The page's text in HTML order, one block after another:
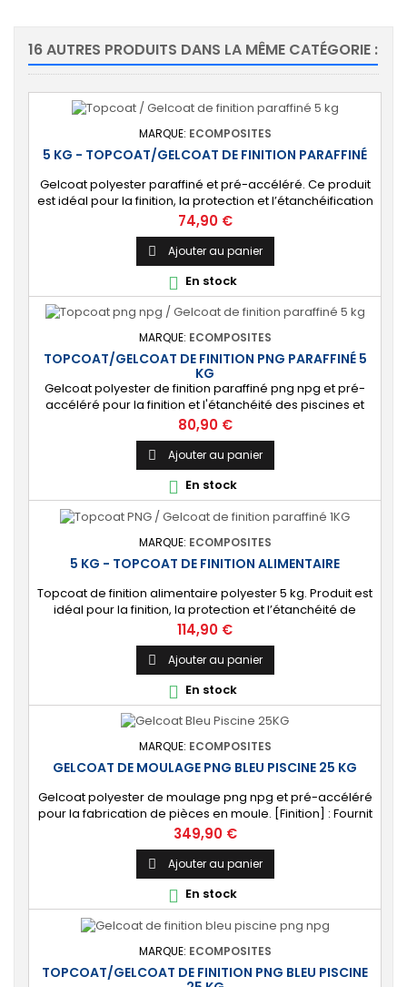
16 AUTRES PRODUITS DANS LA MÊME CATÉGORIE :
MARQUE: ECOMPOSITES
5 KG - TOPCOAT/GELCOAT DE FINITION PARAFFINÉ
Gelcoat polyester paraffiné et pré-accéléré. Ce produit
est idéal pour la finition, la protection et l’étanchéification
de tout revêtement en polyester sur votre bateau, pièce
technique, camping-car, etc. 🔝 [Finition de qualité]
Fournit une couche extérieure lisse, brillante et uniforme
qui protège durablement la surface visible de votre
stratification...
Prix
74,90 €
 Ajouter au panier
 En stock
MARQUE: ECOMPOSITES
TOPCOAT/GELCOAT DE FINITION PNG PARAFFINÉ 5
KG
Gelcoat polyester de finition paraffiné png npg et pré-
accéléré pour la finition et l'étanchéité des piscines et
bassins. [Finition] : Fournit une couche extérieure lisse
brillante qualité immersion. [Étanche] : Étanchéifie votre
stratification résine et fibre de verre. Livré avec son
catalyseur PMEC 10 cl Couleurs : blanc, noir, incolore, vert,
nuances...
Prix
80,90 €
 Ajouter au panier
 En stock
MARQUE: ECOMPOSITES
5 KG - TOPCOAT DE FINITION ALIMENTAIRE
Topcoat de finition alimentaire polyester 5 kg. Produit est
idéal pour la finition, la protection et l’étanchéité de
surfaces alimentaires. 🔝 [Contact alimentaire]
Protection aux propriétés alimentaires homologuées,
robuste contre les produits chimiques, les Uvs, et
l'humidité. ⚙️ [Facile à utiliser] Application simple avec un
rouleau enducteur, un...
Prix
114,90 €
 Ajouter au panier
 En stock
MARQUE: ECOMPOSITES
GELCOAT DE MOULAGE PNG BLEU PISCINE 25 KG
Gelcoat polyester de moulage png npg et pré-accéléré
pour la fabrication de pièces en moule. [Finition] : Fournit
un revêtement extérieur lisse qualité immersion.
[Étanche] : Étanchéifie votre stratification résine et fibre
de verre. Livré avec son catalyseur PMEC 50 cl
Prix
349,90 €
 Ajouter au panier
 En stock
MARQUE: ECOMPOSITES
TOPCOAT/GELCOAT DE FINITION PNG BLEU PISCINE